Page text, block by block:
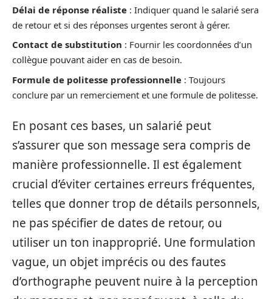
Délai de réponse réaliste : Indiquer quand le salarié sera
de retour et si des réponses urgentes seront à gérer.
Contact de substitution : Fournir les coordonnées d’un
collègue pouvant aider en cas de besoin.
Formule de politesse professionnelle : Toujours
conclure par un remerciement et une formule de politesse.
En posant ces bases, un salarié peut
s’assurer que son message sera compris de
manière professionnelle. Il est également
crucial d’éviter certaines erreurs fréquentes,
telles que donner trop de détails personnels,
ne pas spécifier de dates de retour, ou
utiliser un ton inapproprié. Une formulation
vague, un objet imprécis ou des fautes
d’orthographe peuvent nuire à la perception